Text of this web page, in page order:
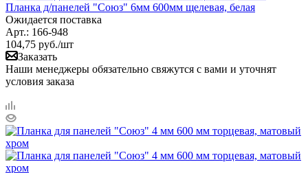
Планка д/панелей "Союз" 6мм 600мм щелевая, белая
Ожидается поставка
Арт.: 166-948
104,75 руб./шт
Заказать
Наши менеджеры обязательно свяжутся с вами и уточнят
условия заказа